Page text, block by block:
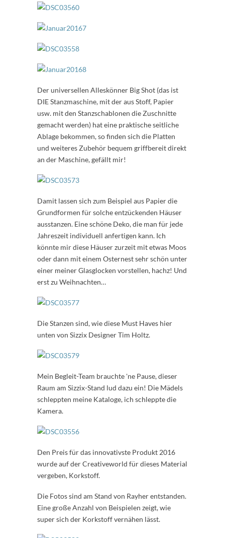
Der universellen Alleskönner Big Shot (das ist
DIE Stanzmaschine, mit der aus Stoff, Papier
usw. mit den Stanzschablonen die Zuschnitte
gemacht werden) hat eine praktische seitliche
Ablage bekommen, so finden sich die Platten
und weiteres Zubehör bequem griffbereit direkt
an der Maschine, gefällt mir!
Damit lassen sich zum Beispiel aus Papier die
Grundformen für solche entzückenden Häuser
ausstanzen. Eine schöne Deko, die man für jede
Jahreszeit individuell anfertigen kann. Ich
könnte mir diese Häuser zurzeit mit etwas Moos
oder dann mit einem Osternest sehr schön unter
einer meiner Glasglocken vorstellen, hachz! Und
erst zu Weihnachten…
Die Stanzen sind, wie diese Must Haves hier
unten von Sizzix Designer Tim Holtz.
Mein Begleit-Team brauchte 'ne Pause, dieser
Raum am Sizzix-Stand lud dazu ein! Die Mädels
schleppten meine Kataloge, ich schleppte die
Kamera.
Den Preis für das innovativste Produkt 2016
wurde auf der Creativeworld für dieses Material
vergeben, Korkstoff.
Die Fotos sind am Stand von Rayher entstanden.
Eine große Anzahl von Beispielen zeigt, wie
super sich der Korkstoff vernähen lässt.